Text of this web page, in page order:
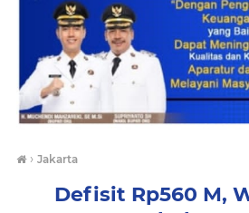
› Jakarta
Defisit Rp560 M,